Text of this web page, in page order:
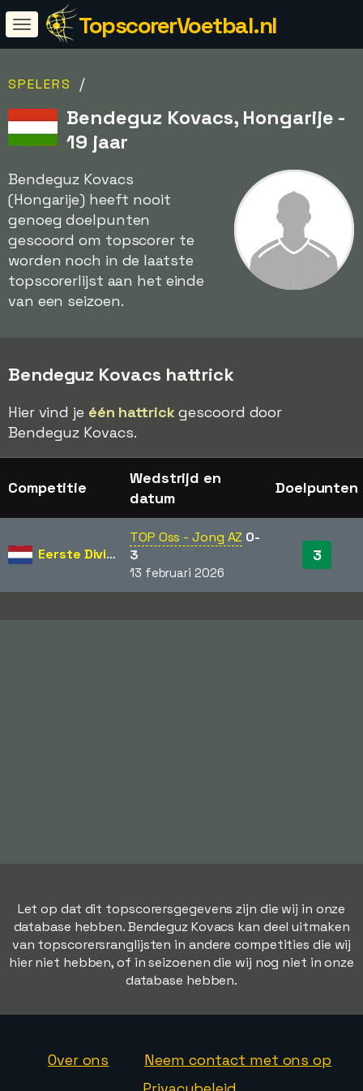
TopscorerVoetbal.nl
SPELERS /
Bendeguz Kovacs, Hongarije -
19 jaar
Bendeguz Kovacs
(Hongarije) heeft nooit
genoeg doelpunten
gescoord om topscorer te
worden noch in de laatste
topscorerlijst aan het einde
van een seizoen.
Bendeguz Kovacs hattrick
Hier vind je één hattrickgescoord door
Bendeguz Kovacs.
Competitie
Wedstrijd en
datum
Doelpunten
Eerste Divisie
TOP Oss - Jong AZ 0-
3
13 februari 2026
3
Let op dat dit topscorersgegevens zijn die wij in onze
database hebben. Bendeguz Kovacs kan deel uitmaken
van topscorersranglijsten in andere competities die wij
hier niet hebben, of in seizoenen die wij nog niet in onze
database hebben.
Over ons
Neem contact met ons op